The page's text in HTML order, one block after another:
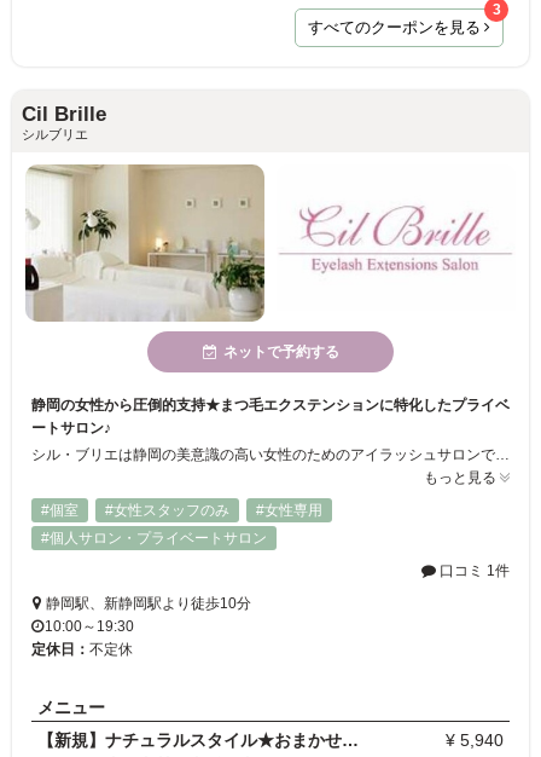
すべてのクーポンを見る
3
Cil Brille
シルブリエ
ネットで予約する
静岡の女性から圧倒的支持★まつ毛エクステンションに特化したプライベ
ートサロン♪
もっと見る
#個室
#女性スタッフのみ
#女性専用
#個人サロン・プライベートサロン
口コミ 1件
静岡駅、新静岡駅より徒歩10分
10:00～19:30
定休日： 不定休
メニュー
【新規】ナチュラルスタイル★おまかせプラン 上80本 …
¥ 5,940